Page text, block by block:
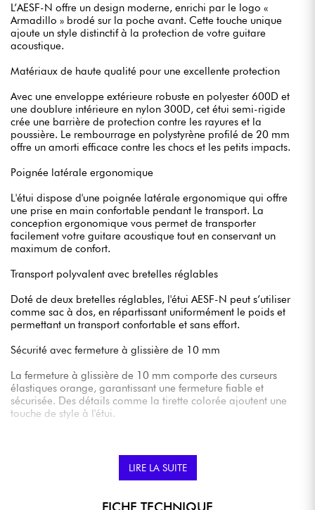
L’AESF-N offre un design moderne, enrichi par le logo «
Armadillo » brodé sur la poche avant. Cette touche unique
ajoute un style distinctif à la protection de votre guitare
acoustique.
Matériaux de haute qualité pour une excellente protection
Avec une enveloppe extérieure robuste en polyester 600D et
une doublure intérieure en nylon 300D, cet étui semi-rigide
crée une barrière de protection contre les rayures et la
poussière. Le rembourrage en polystyrène profilé de 20 mm
offre un amorti efficace contre les chocs et les petits impacts.
Poignée latérale ergonomique
L'étui dispose d'une poignée latérale ergonomique qui offre
une prise en main confortable pendant le transport. La
conception ergonomique vous permet de transporter
facilement votre guitare acoustique tout en conservant un
maximum de confort.
Transport polyvalent avec bretelles réglables
Doté de deux bretelles réglables, l'étui AESF-N peut s’utiliser
comme sac à dos, en répartissant uniformément le poids et
permettant un transport confortable et sans effort.
Sécurité avec fermeture à glissière de 10 mm
La fermeture à glissière de 10 mm comporte des curseurs
élastiques orange, garantissant une fermeture fiable et
sécurisée. Des détails comme la tirette colorée ajoutent une
touche de style à l'étui.
Stratégiquement positionnée sur le corps de l'instrument, la
médiators, les accordeurs et autres petits objets.
LIRE LA SUITE
FICHE TECHNIQUE